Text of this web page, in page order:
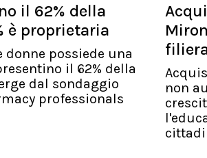
il 62% della
è proprietaria
donne possiede una
il 62% della
dal sondaggio
professionals
non